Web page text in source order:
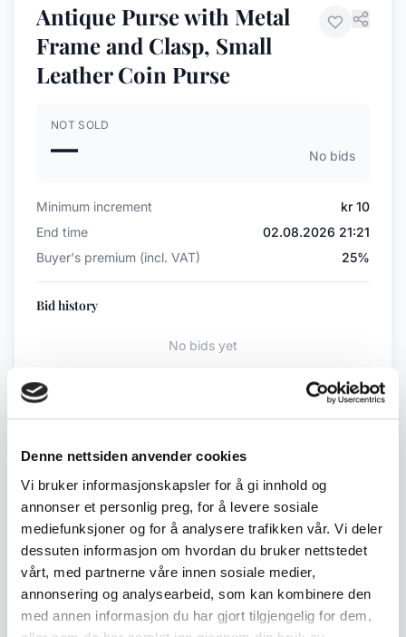
Denne nettsiden anvender cookies
Vi bruker informasjonskapsler for å gi innhold og
annonser et personlig preg, for å levere sosiale
mediefunksjoner og for å analysere trafikken vår. Vi deler
dessuten informasjon om hvordan du bruker nettstedet
vårt, med partnerne våre innen sosiale medier,
annonsering og analysearbeid, som kan kombinere den
med annen informasjon du har gjort tilgjengelig for dem,
Antique Purse with Metal
Frame and Clasp, Small
Leather Coin Purse
NOT SOLD
— No bids
Minimum increment
kr 10
End time
02.08.2026 21:21
Buyer's premium (incl. VAT)
25%
Bid history
No bids yet
← Previous lot
#331
Next lot →
#333
Description